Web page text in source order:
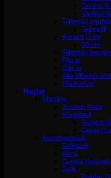
Ombre &
Vanliga
Tillbehör tejphår
Tejprefill
Keratin U-tip
50 cm
Tillbehör
Flip in
Clip-in
Alla tillbehör
Hårdockor
Naglar
Manikyr
Scratch Nails
Nagellack
Scratch
Cuccio
Konstmaterial
Gelélack
Akryl
Cuccio Naturale
Gelé
Builder